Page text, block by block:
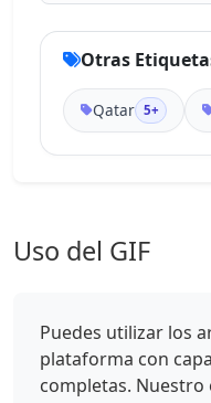
Otras
Qatar 5+
Uso del GIF
Puedes utilizar los
plataforma con
completas.